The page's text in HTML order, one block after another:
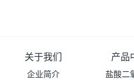
关于我们
企业简介
产品
盐酸二